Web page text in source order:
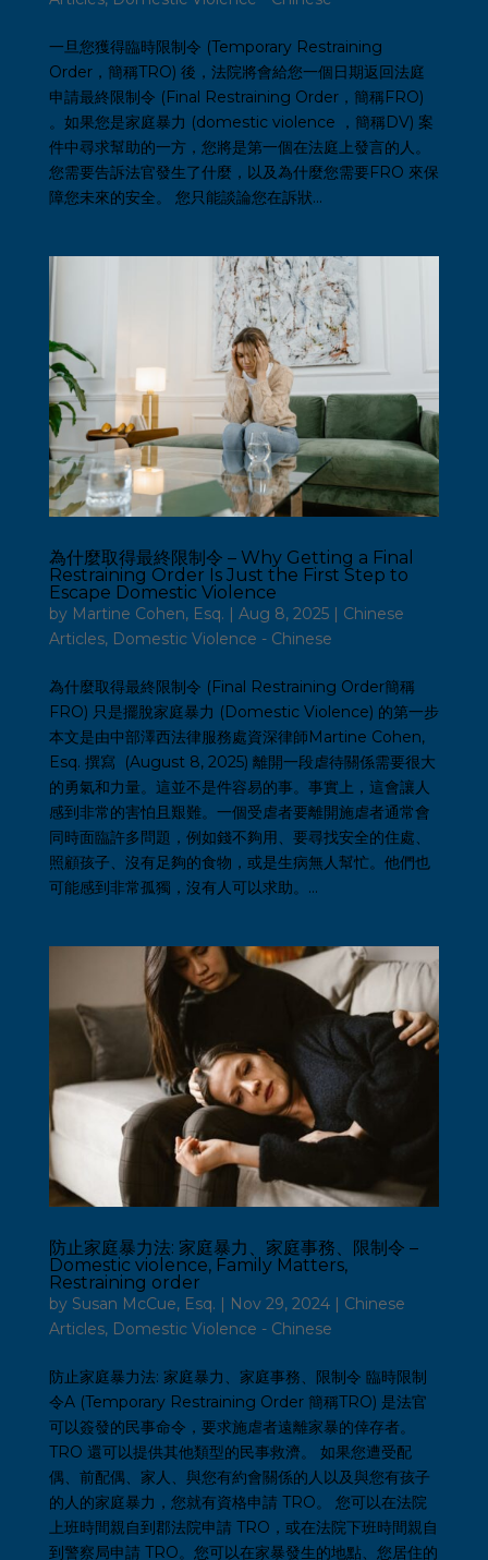
一旦您獲得臨時限制令 (Temporary Restraining
Order，簡稱TRO) 後，法院將會給您一個日期返回法庭
申請最終限制令 (Final Restraining Order，簡稱FRO)
。如果您是家庭暴力 (domestic violence ，簡稱DV) 案
件中尋求幫助的一方，您將是第一個在法庭上發言的人。
您需要告訴法官發生了什麼，以及為什麼您需要FRO 來保
障您未來的安全。 您只能談論您在訴狀...
為什麼取得最終限制令 – Why Getting a Final
Restraining Order Is Just the First Step to
Escape Domestic Violence
by Martine Cohen, Esq. | Aug 8, 2025| Chinese
Articles, Domestic Violence - Chinese
為什麼取得最終限制令 (Final Restraining Order簡稱
FRO) 只是擺脫家庭暴力 (Domestic Violence) 的第一步
本文是由中部澤西法律服務處資深律師Martine Cohen,
Esq. 撰寫 (August 8, 2025) 離開一段虐待關係需要很大
的勇氣和力量。這並不是件容易的事。事實上，這會讓人
感到非常的害怕且艱難。一個受虐者要離開施虐者通常會
同時面臨許多問題，例如錢不夠用、要尋找安全的住處、
照顧孩子、沒有足夠的食物，或是生病無人幫忙。他們也
可能感到非常孤獨，沒有人可以求助。...
防止家庭暴力法: 家庭暴力、家庭事務、限制令 –
Domestic violence, Family Matters,
Restraining order
by Susan McCue, Esq. | Nov 29, 2024| Chinese
Articles, Domestic Violence - Chinese
防止家庭暴力法: 家庭暴力、家庭事務、限制令 臨時限制
令A (Temporary Restraining Order 簡稱TRO) 是法官
可以簽發的民事命令，要求施虐者遠離家暴的倖存者。
TRO 還可以提供其他類型的民事救濟。 如果您遭受配
偶、前配偶、家人、與您有約會關係的人以及與您有孩子
的人的家庭暴力，您就有資格申請 TRO。 您可以在法院
上班時間親自到郡法院申請 TRO，或在法院下班時間親自
到警察局申請 TRO。您可以在家暴發生的地點、您居住的